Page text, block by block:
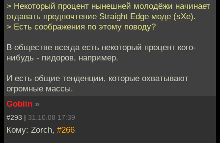
> Некоторый процент нынешней молодёжи начинает
отдавать предпочтение Straight Edge моде (sXe).
> Есть соображения по этому поводу?
В обществе всегда есть некоторый процент кого-
нибудь - пидоров, например.
И есть общие тенденции, которые охватывают
огромные массы.
Goblin »
#293 | 31.10.08 17:39
Кому: Zorch, #266